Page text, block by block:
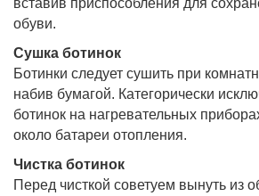
вставив приспособления для
обуви.
Сушка ботинок
Ботинки следует сушить при
набив бумагой. Категорически
ботинок на нагревательных
около батареи отопления.
Чистка ботинок
Перед чисткой советуем вынуть из